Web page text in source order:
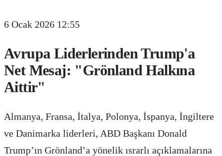
6 Ocak 2026 12:55
Avrupa Liderlerinden Trump'a
Net Mesaj: "Grönland Halkına
Aittir"
Almanya, Fransa, İtalya, Polonya, İspanya, İngiltere
ve Danimarka liderleri, ABD Başkanı Donald
Trump’ın Grönland’a yönelik ısrarlı açıklamalarına